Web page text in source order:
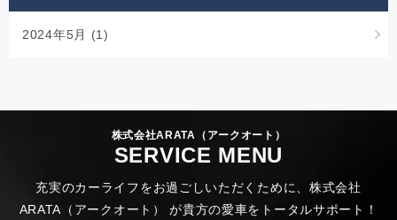
2024年5月 (1)
株式会社ARATA（アークオート）
SERVICE MENU
充実のカーライフをお過ごしいただくために、株式会社
ARATA（アークオート） が貴方の愛車をトータルサポート！